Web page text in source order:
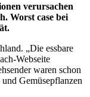
verursachen
Worst case bei
„Die essbare
Webseite
waren schon
Gemüsepflanzen